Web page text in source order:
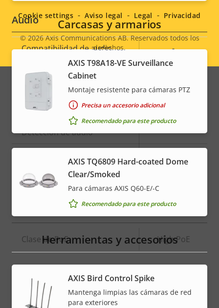
Audio
Descripción
propiedad
Valor de
la
propiedad
Compatibilidad de audio -
Micrófono integrado
Integración del sistema
Descripción
Valor de
propiedad
Detección de audio –
Entradas/salidas de alarma
Descripción
de
propiedad
Valor de
la
propiedad
Clase de PoE High PoE
dependiendo de la opción de hardware que elija.
Carcasas y armarios
AXIS T98A18-VE Surveillance
Cabinet
Montaje resistente para cámaras PTZ
Precisa un accesorio adicional
Recomendado para este producto
AXIS TQ6809 Hard-coated Dome
Clear/Smoked
Para cámaras AXIS Q60-E/-C
Recomendado para este producto
Herramientas y accesorios
AXIS Bird Control Spike
Mantenga limpias las cámaras de red
para exteriores
menu
Legal
menu
© 2026Axis Communications AB. Reservados todos los
derechos.
Cookie settings Aviso legal Legal Privacidad